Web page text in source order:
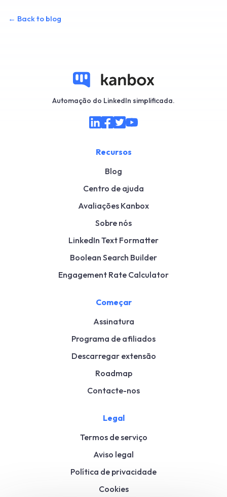
← Back to blog
Automação do LinkedIn simplificada.
Recursos
Blog
Centro de ajuda
Avaliações Kanbox
Sobre nós
LinkedIn Text Formatter
Boolean Search Builder
Engagement Rate Calculator
Começar
Assinatura
Programa de afiliados
Descarregar extensão
Roadmap
Contacte-nos
Legal
Termos de serviço
Aviso legal
Política de privacidade
Cookies